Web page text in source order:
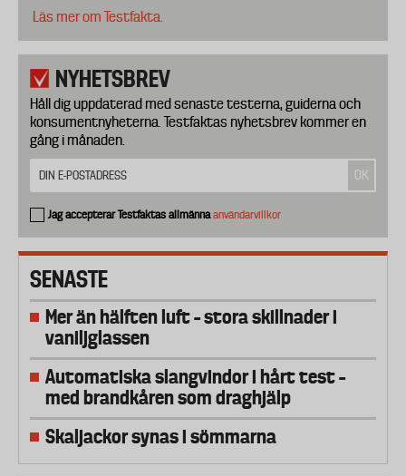
Läs mer om Testfakta.
NYHETSBREV
Håll dig uppdaterad med senaste testerna, guiderna och
konsumentnyheterna. Testfaktas nyhetsbrev kommer en
gång i månaden.
Jag accepterar Testfaktas allmännaanvändarvillkor
SENASTE
Mer än hälften luft – stora skillnader i
vaniljglassen
Automatiska slangvindor i hårt test –
med brandkåren som draghjälp
Skaljackor synas i sömmarna